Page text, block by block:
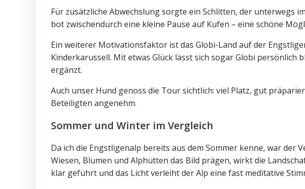
Für zusätzliche Abwechslung sorgte ein Schlitten, der unterwegs
bot zwischendurch eine kleine Pause auf Kufen – eine schöne
Ein weiterer Motivationsfaktor ist das Globi-Land auf der
Kinderkarussell. Mit etwas Glück lässt sich sogar Globi
ergänzt.
Auch unser Hund genoss die Tour sichtlich: viel Platz, gut
Beteiligten angenehm.
Sommer und Winter im Vergleich
Da ich die Engstligenalp bereits aus dem Sommer kenne, war der
Wiesen, Blumen und Alphütten das Bild prägen, wirkt die
klar geführt und das Licht verleiht der Alp eine fast meditative